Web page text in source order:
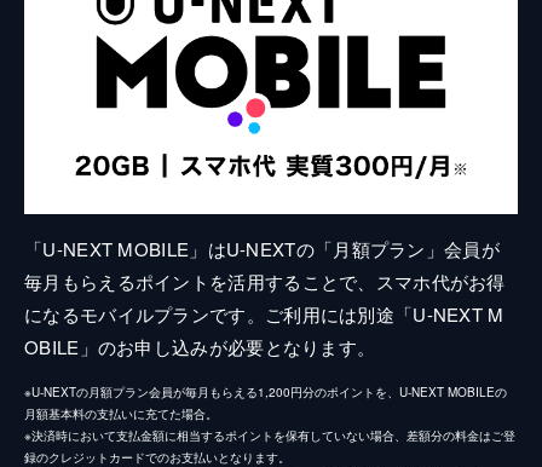
「U-NEXT MOBILE」はU-NEXTの「月額プラン」会員が
毎月もらえるポイントを活用することで、スマホ代がお得
になるモバイルプランです。ご利用には別途「U-NEXT M
OBILE」のお申し込みが必要となります。
※U-NEXTの月額プラン会員が毎月もらえる1,200円分のポイントを、U-NEXT MOBILEの
月額基本料の支払いに充てた場合。
※決済時において支払金額に相当するポイントを保有していない場合、差額分の料金はご登
録のクレジットカードでのお支払いとなります。